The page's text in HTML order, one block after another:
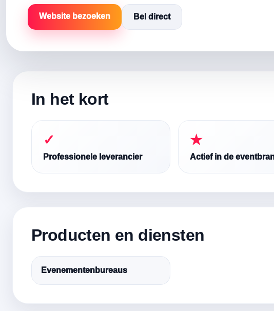
Website bezoeken Bel direct
In het kort
✓
Professionele leverancier
★
Actief in de
Producten en diensten
Evenementenbureaus